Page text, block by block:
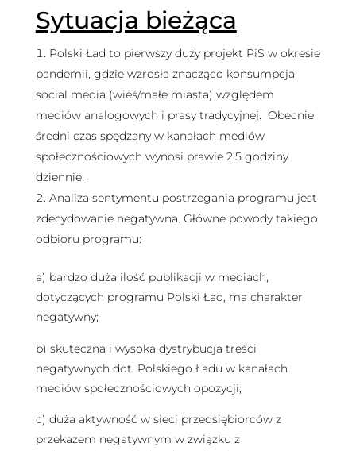
Sytuacja bieżąca
Polski Ład to pierwszy duży projekt PiS w okresie
pandemii, gdzie wzrosła znacząco konsumpcja
social media (wieś/małe miasta) względem
mediów analogowych i prasy tradycyjnej. Obecnie
średni czas spędzany w kanałach mediów
społecznościowych wynosi prawie 2,5 godziny
dziennie.
Analiza sentymentu postrzegania programu jest
zdecydowanie negatywna. Główne powody takiego
odbioru programu:
a) bardzo duża ilość publikacji w mediach,
dotyczących programu Polski Ład, ma charakter
negatywny;
b) skuteczna i wysoka dystrybucja treści
negatywnych dot. Polskiego Ładu w kanałach
mediów społecznościowych opozycji;
c) duża aktywność w sieci przedsiębiorców z
przekazem negatywnym w związku z